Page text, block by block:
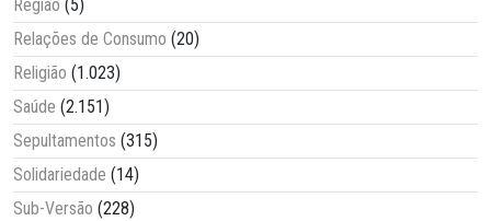
Região (5)
Relações de Consumo (20)
Religião (1.023)
Saúde (2.151)
Sepultamentos (315)
Solidariedade (14)
Sub-Versão (228)